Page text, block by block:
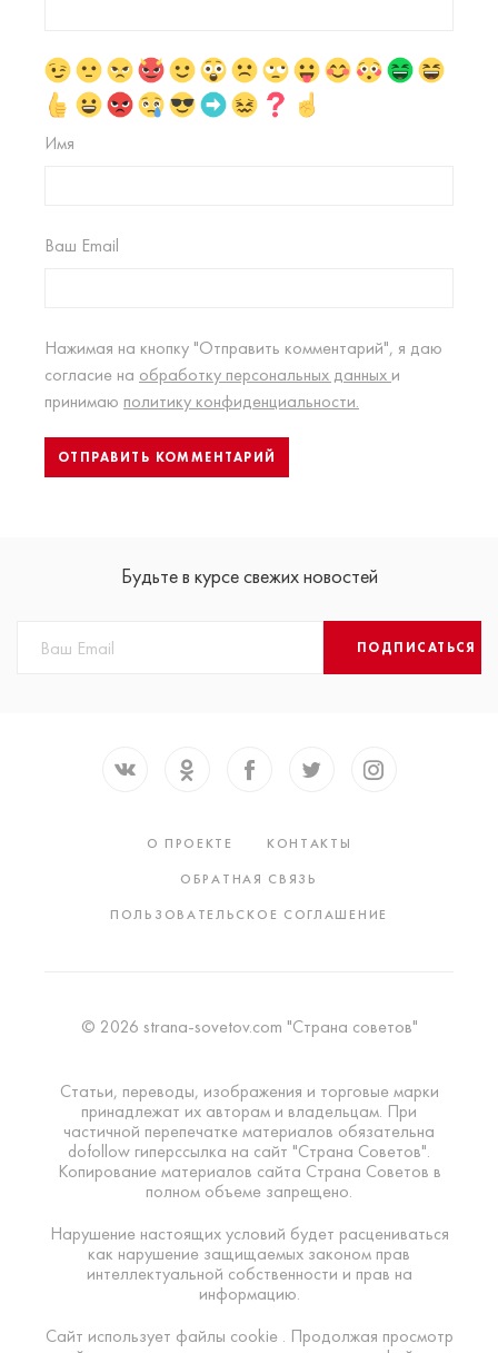
Имя
Ваш Email
Нажимая на кнопку "Отправить комментарий", я даю
согласие на обработку персональных данных и
принимаю политику конфиденциальности.
Будьте в курсе свежих новостей
ПОДПИСАТЬСЯ
О ПРОЕКТЕ
КОНТАКТЫ
ОБРАТНАЯ СВЯЗЬ
ПОЛЬЗОВАТЕЛЬСКОЕ СОГЛАШЕНИЕ
© 2026 strana-sovetov.com "Страна советов"
Статьи, переводы, изображения и торговые марки
принадлежат их авторам и владельцам. При
частичной перепечатке материалов обязательна
dofollow гиперссылка на сайт "Страна Советов".
Копирование материалов сайта Страна Советов в
полном объеме запрещено.
Нарушение настоящих условий будет расцениваться
как нарушение защищаемых законом прав
интеллектуальной собственности и прав на
информацию.
Сайт использует файлы cookie . Продолжая просмотр